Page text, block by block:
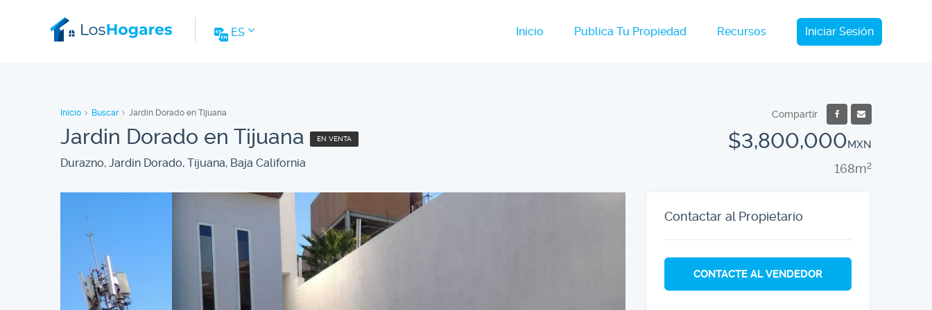
ES Inicio Publica Tu Propiedad Recursos Iniciar Sesión
Inicio Buscar Jardin Dorado en Tijuana
Jardin Dorado en Tijuana EN VENTA
Durazno, Jardin Dorado, Tijuana, Baja California
Compartir
$3,800,000MXN
168m2
Contactar al Propietario
CONTACTE AL VENDEDOR